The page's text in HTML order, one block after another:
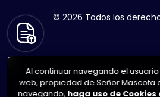
© 2026 Todos los
Al continuar navegando el
web, propiedad de Señor Mascota
navegando, haga uso de